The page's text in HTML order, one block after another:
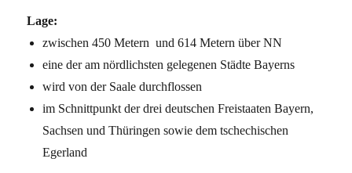
Lage:
zwischen 450 Metern und 614 Metern über NN
eine der am nördlichsten gelegenen Städte Bayerns
wird von der Saale durchflossen
im Schnittpunkt der drei deutschen Freistaaten Bayern,
Sachsen und Thüringen sowie dem tschechischen
Egerland